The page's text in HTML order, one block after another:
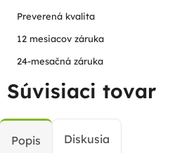
Preverená kvalita
12 mesiacov záruka
24-mesačná záruka
Súvisiaci tovar
Popis Diskusia